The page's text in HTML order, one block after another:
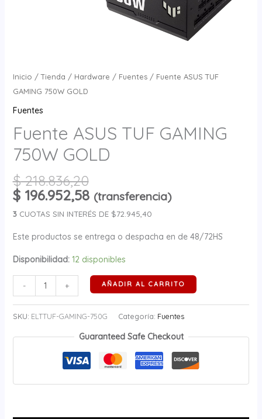
Inicio /Tienda / Hardware / Fuentes/ Fuente ASUS TUF
GAMING 750W GOLD
Fuentes
Fuente ASUS TUF GAMING
750W GOLD
$218.836,20
$196.952,58 (transferencia)
3CUOTAS SIN INTERÉS DE $72.945,40
Este productos se entrega o despacha en de 48/72HS
Disponibilidad: 12 disponibles
- + AÑADIR AL CARRITO
SKU: ELTTUF-GAMING-750G Categoría: Fuentes
Guaranteed Safe Checkout